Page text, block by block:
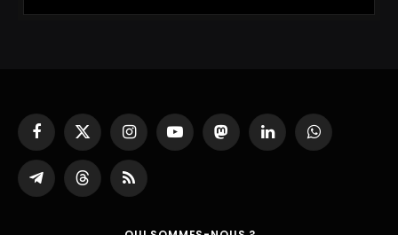
Facebook
X
(Twitter)
InstagramYouTubeMastodonLinkedInWhatsApp
Partager
sur
ThreadsRSS